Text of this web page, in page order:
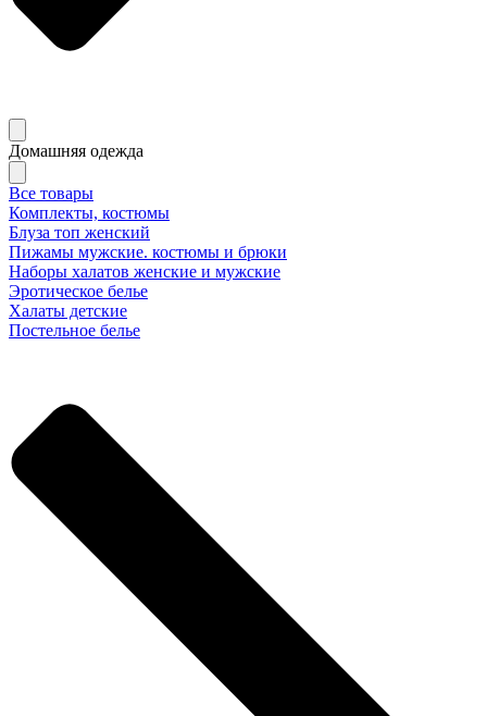
Домашняя одежда
Все товары
Комплекты, костюмы
Блуза топ женский
Пижамы мужские. костюмы и брюки
Наборы халатов женские и мужские
Эротическое белье
Халаты детские
Постельное белье